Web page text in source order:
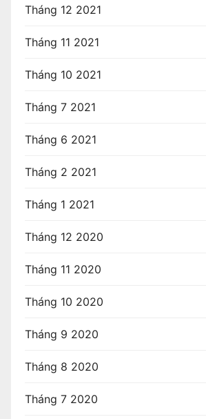
Tháng 12 2021
Tháng 11 2021
Tháng 10 2021
Tháng 7 2021
Tháng 6 2021
Tháng 2 2021
Tháng 1 2021
Tháng 12 2020
Tháng 11 2020
Tháng 10 2020
Tháng 9 2020
Tháng 8 2020
Tháng 7 2020